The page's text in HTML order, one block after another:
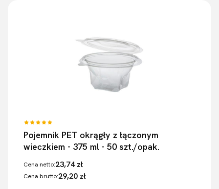
Pojemnik PET okrągły z łączonym
wieczkiem - 375 ml - 50 szt./opak.
Cena netto:23,74 zł
Cena brutto:29,20 zł